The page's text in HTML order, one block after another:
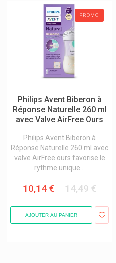
PROMO
Philips Avent Biberon à
Réponse Naturelle 260 ml
avec Valve AirFree Ours
Philips Avent Biberon à
Réponse Naturelle 260 ml avec
valve AirFree ours favorise le
rythme unique...
10,14 € 14,49 €
AJOUTER AU PANIER